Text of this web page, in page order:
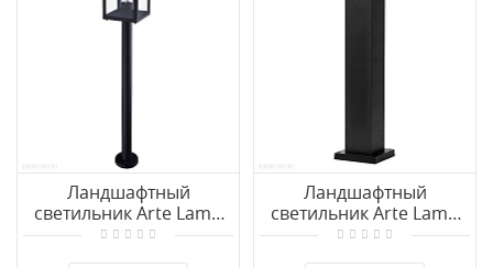
Ландшафтный
светильник Arte Lamp
BELFAST A4569PA-1BK
Ландшафтный
светильник Arte Lamp
HADAR A4421PA-1BK